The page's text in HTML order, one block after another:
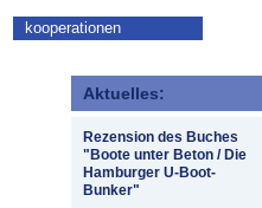
kooperationen
Aktuelles:
Rezension des Buches
"Boote unter Beton / Die
Hamburger U-Boot-
Bunker"